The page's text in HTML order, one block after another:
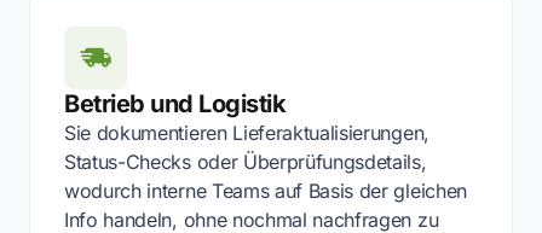
Betrieb und Logistik
Sie dokumentieren Lieferaktualisierungen,
Status-Checks oder Überprüfungsdetails,
wodurch interne Teams auf Basis der gleichen
Info handeln, ohne nochmal nachfragen zu